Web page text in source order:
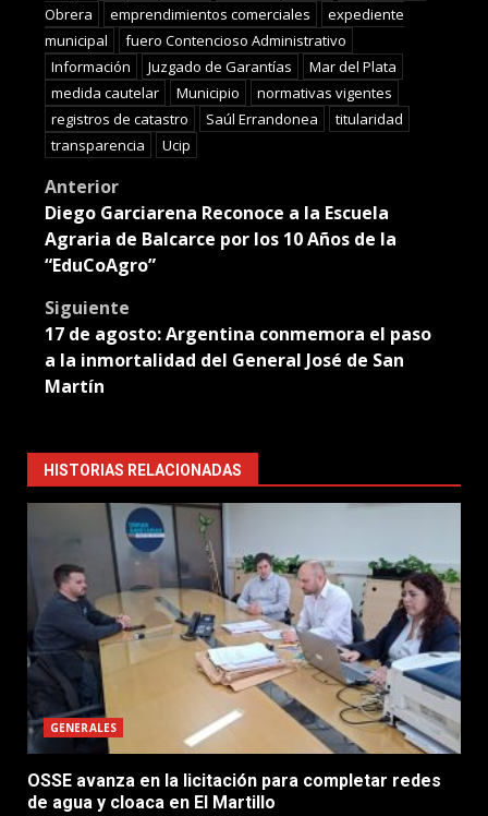
Obrera
emprendimientos comerciales
expediente
municipal
fuero Contencioso Administrativo
Información
Juzgado de Garantías
Mar del Plata
medida cautelar
Municipio
normativas vigentes
registros de catastro
Saúl Errandonea
titularidad
transparencia
Ucip
Post
navigation
Anterior
Diego Garciarena Reconoce a la Escuela
Agraria de Balcarce por los 10 Años de la
“EduCoAgro”
Siguiente
17 de agosto: Argentina conmemora el paso
a la inmortalidad del General José de San
Martín
HISTORIAS RELACIONADAS
GENERALES
OSSE avanza en la licitación para completar redes
de agua y cloaca en El Martillo